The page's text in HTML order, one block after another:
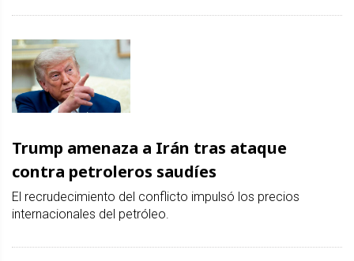
Trump amenaza a Irán tras ataque
contra petroleros saudíes
El recrudecimiento del conflicto impulsó los precios
internacionales del petróleo.